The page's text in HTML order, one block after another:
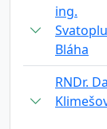
ing.
Bláha
RNDr.